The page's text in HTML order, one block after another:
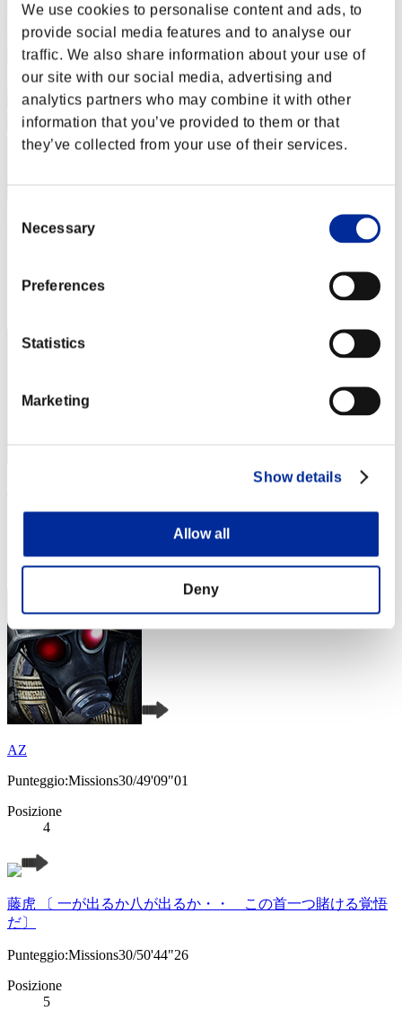
We use cookies to personalise content and ads, to
provide social media features and to analyse our
traffic. We also share information about your use of
our site with our social media, advertising and
analytics partners who may combine it with other
information that you’ve provided to them or that
they’ve collected from your use of their services.
Selection
Necessary
Preferences
Statistics
Marketing
Show details
Allow all
Deny
winfall777
Posizione
3
AZ
Punteggio:Missions30/49'09"01
Posizione
4
藤虎 〔 一が出るか八が出るか・・ この首一つ賭ける覚悟
だ〕
Punteggio:Missions30/50'44"26
Posizione
5